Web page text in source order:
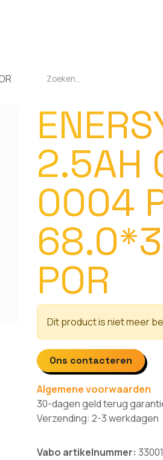
2.5AH
0004
POR
Dit product is niet meer
Ons contacteren
Algemene voorwaarden
30-dagen geld terug
Verzending: 2-3 werkdagen
Vabo artikelnummer: 33001